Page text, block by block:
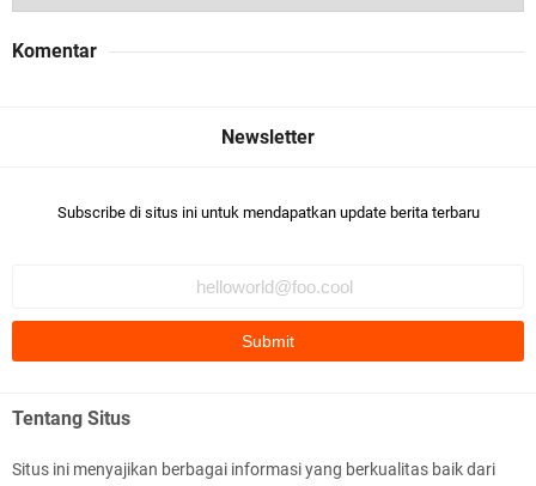
Komentar
Subscribe di situs ini untuk mendapatkan update berita terbaru
Tentang Situs
Situs ini menyajikan berbagai informasi yang berkualitas baik dari